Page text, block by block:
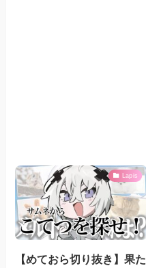
Lapis
【めておら切り抜き】果た